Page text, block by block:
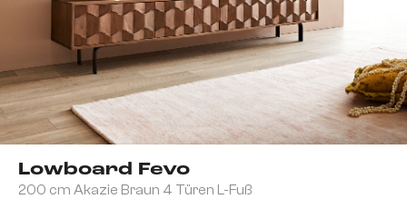
Lowboard Fevo
200 cm Akazie Braun 4 Türen L-Fuß